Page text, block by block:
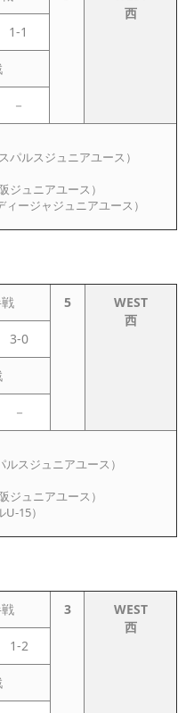
西
1-1
－
パルスジュニアユース）
ジュニアユース）
ージャジュニアユース）
5
WEST
西
3-0
－
スジュニアユース）
ジュニアユース）
15）
3
WEST
西
1-2